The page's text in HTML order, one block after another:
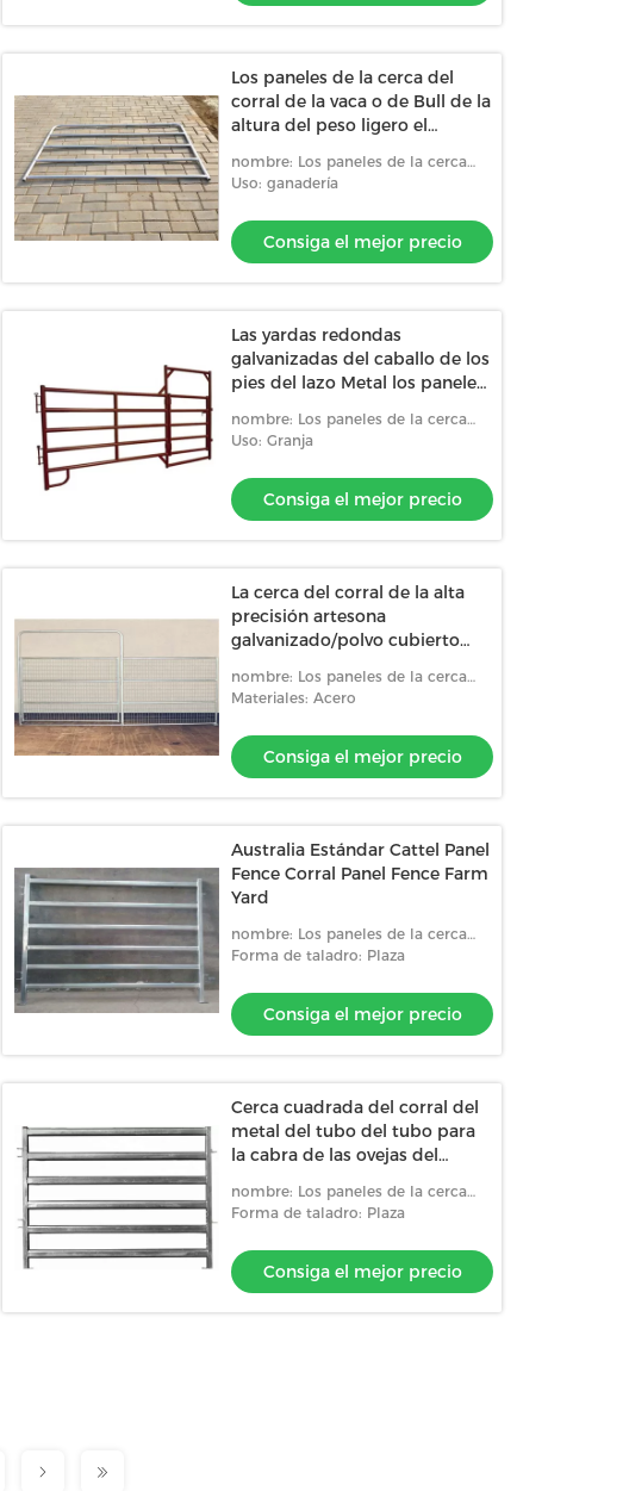
Los paneles de la cerca del
corral de la vaca o de Bull de la
altura del peso ligero el
caballo
nombre: Los paneles de la cerca
del corral
Uso: ganadería
Consiga el mejor precio
Las yardas redondas
galvanizadas del caballo de los
pies del lazo Metal los paneles
granja de ganado
nombre: Los paneles de la cerca
del corral
Uso: Granja
Consiga el mejor precio
La cerca del corral de la alta
precisión artesona
galvanizado/polvo cubierto
nombre: Los paneles de la cerca
del corral
Materiales: Acero
Consiga el mejor precio
Australia Estándar Cattel Panel
Fence Corral Panel Fence Farm
Yard
nombre: Los paneles de la cerca
del corral
Forma de taladro: Plaza
Consiga el mejor precio
Cerca cuadrada del corral del
metal del tubo del tubo para
la cabra de las ovejas del
nombre: Los paneles de la cerca
del corral
Forma de taladro: Plaza
Consiga el mejor precio